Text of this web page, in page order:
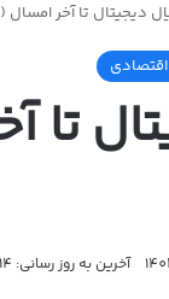
دیجیتال تا آخر امسال (۱۴۰۴) اجرایی می‌شود
اقتصادی
آخرین به روز رسانی: 14,دی,1404